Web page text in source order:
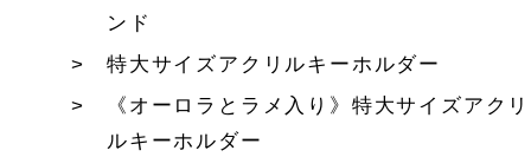
ンド
特大サイズアクリルキーホルダー
《オーロラとラメ入り》特大サイズアクリ
ルキーホルダー